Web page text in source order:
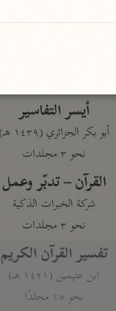
أيسر التفاسير
أبو بكر الجزائري (١٤٣٩ هـ)
نحو ٣ مجلدات
القرآن – تدبّر وعمل
شركة الخبرات الذكية
نحو ٣ مجلدات
تفسير القرآن الكريم
ابن عثيمين (١٤٢١ هـ)
نحو ١٥ مجلدًا